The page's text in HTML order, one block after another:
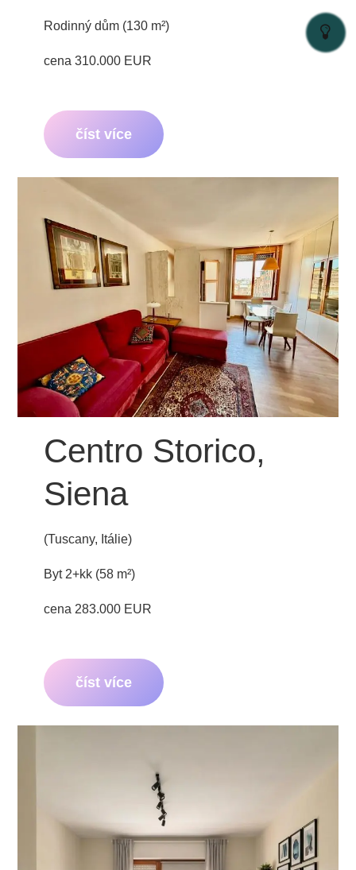
Rodinný dům (130 m²)
cena 310.000 EUR
číst více
Centro Storico,
Siena
(Tuscany, Itálie)
Byt 2+kk (58 m²)
cena 283.000 EUR
číst více